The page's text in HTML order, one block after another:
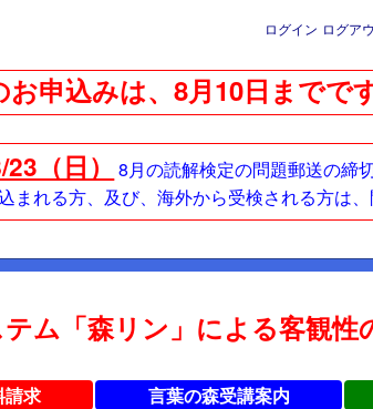
ログイン ログア
申込みは、8月10日まで
（日）
8月の読解検定の問題郵送の締
まれる方、及び、海外から受検される方は
ム「森リン」による客観性
請求 言葉の森受講案内